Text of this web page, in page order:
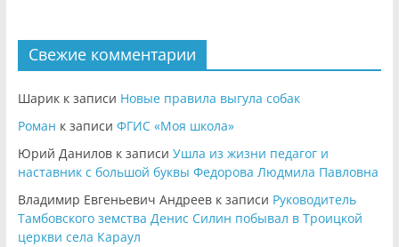
Свежие комментарии
Шарикк записи Новые правила выгула собак
Роман к записи ФГИС «Моя школа»
Юрий Даниловк записи Ушла из жизни педагог и
наставник с большой буквы Федорова Людмила Павловна
Владимир Евгеньевич Андреевк записи Руководитель
Тамбовского земства Денис Силин побывал в Троицкой
церкви села Караул